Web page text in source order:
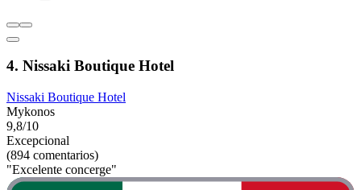
4. Nissaki Boutique Hotel
Nissaki Boutique Hotel
Mykonos
9,8/10
Excepcional
(894 comentarios)
"Excelente concerge"